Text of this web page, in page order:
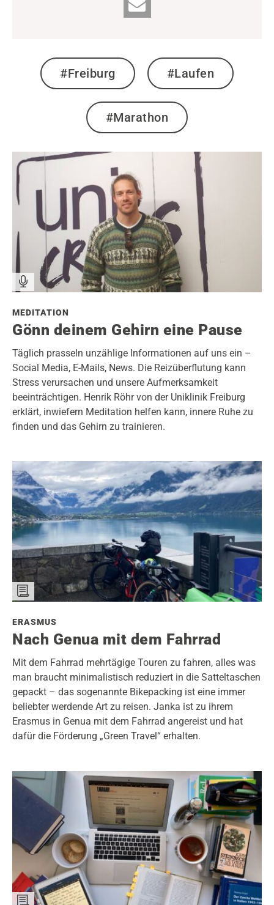
#Freiburg #Laufen
#Marathon
MEDITATION
Gönn deinem Gehirn eine Pause
Täglich prasseln unzählige Informationen auf uns ein –
Social Media, E-Mails, News. Die Reizüberflutung kann
Stress verursachen und unsere Aufmerksamkeit
beeinträchtigen. Henrik Röhr von der Uniklinik Freiburg
erklärt, inwiefern Meditation helfen kann, innere Ruhe zu
finden und das Gehirn zu trainieren.
ERASMUS
Nach Genua mit dem Fahrrad
Mit dem Fahrrad mehrtägige Touren zu fahren, alles was
man braucht minimalistisch reduziert in die Satteltaschen
gepackt – das sogenannte Bikepacking ist eine immer
beliebter werdende Art zu reisen. Janka ist zu ihrem
Erasmus in Genua mit dem Fahrrad angereist und hat
dafür die Förderung „Green Travel“ erhalten.